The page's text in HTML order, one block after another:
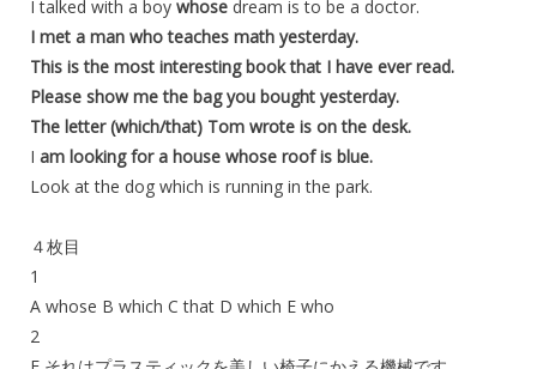
I talked with a boy whose dream is to be a doctor.
I met a man who teaches math yesterday.
This is the most interesting book that I have ever read.
Please show me the bag you bought yesterday.
The letter (which/that) Tom wrote is on the desk.
I am looking for a house whose roof is blue.
Look at the dog which is running in the park.
４枚目
1
A whose B which C that D which E who
2